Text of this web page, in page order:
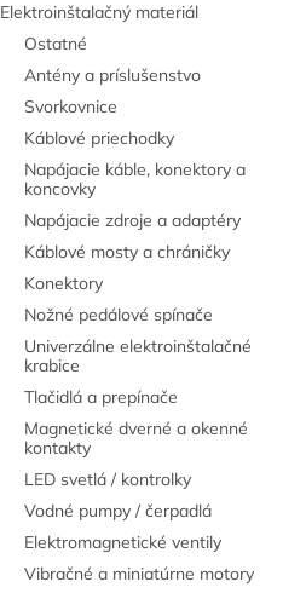
Elektroinštalačný materiál
Ostatné
Antény a príslušenstvo
Svorkovnice
Káblové priechodky
Napájacie káble, konektory a
koncovky
Napájacie zdroje a adaptéry
Káblové mosty a chráničky
Konektory
Nožné pedálové spínače
Univerzálne elektroinštalačné
krabice
Tlačidlá a prepínače
Magnetické dverné a okenné
kontakty
LED svetlá / kontrolky
Vodné pumpy / čerpadlá
Elektromagnetické ventily
Vibračné a miniatúrne motory